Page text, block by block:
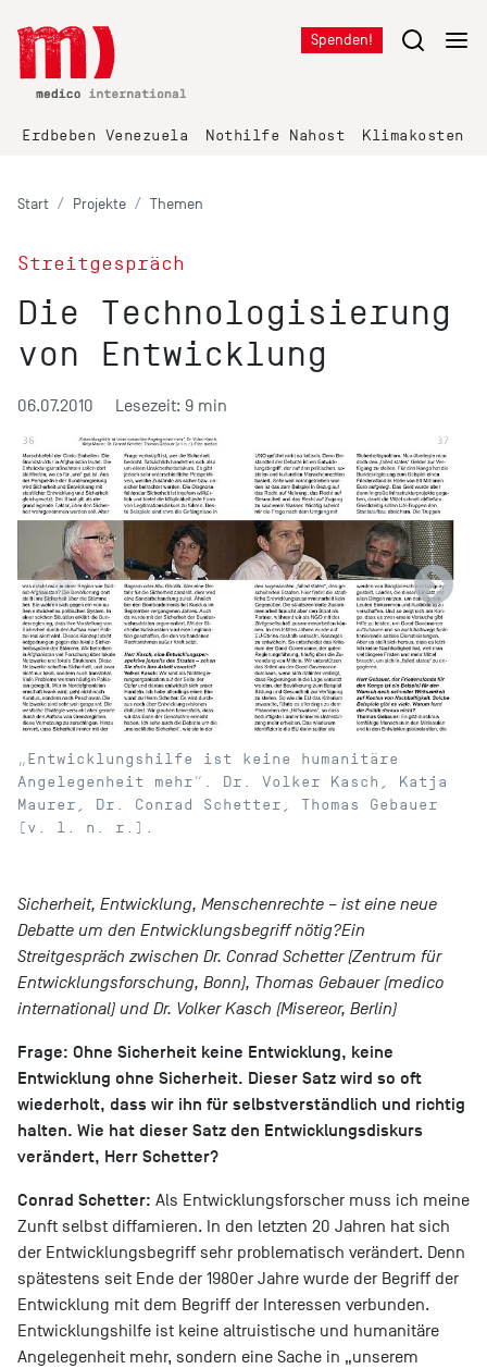
Spenden!
Erdbeben Venezuela Nothilfe Nahost Klimakosten
Start Projekte Themen
Streitgespräch
Die Technologisierung
von Entwicklung
06.07.2010 Lesezeit: 9 min
„Entwicklungshilfe ist keine humanitäre
Angelegenheit mehr“. Dr. Volker Kasch, Katja
Maurer, Dr. Conrad Schetter, Thomas Gebauer
(v. l. n. r.).
Sicherheit, Entwicklung, Menschenrechte – ist eine neue
Debatte um den Entwicklungsbegriff nötig?Ein
Streitgespräch zwischen Dr. Conrad Schetter (Zentrum für
Entwicklungsforschung, Bonn), Thomas Gebauer (medico
international) und Dr. Volker Kasch (Misereor, Berlin)
Frage: Ohne Sicherheit keine Entwicklung, keine
Entwicklung ohne Sicherheit. Dieser Satz wird so oft
wiederholt, dass wir ihn für selbstverständlich und richtig
halten. Wie hat dieser Satz den Entwicklungsdiskurs
verändert, Herr Schetter?
Conrad Schetter: Als Entwicklungsforscher muss ich meine
Zunft selbst diffamieren. In den letzten 20 Jahren hat sich
der Entwicklungsbegriff sehr problematisch verändert. Denn
spätestens seit Ende der 1980er Jahre wurde der Begriff der
Entwicklung mit dem Begriff der Interessen verbunden.
Entwicklungshilfe ist keine altruistische und humanitäre
Angelegenheit mehr, sondern eine Sache in „unserem